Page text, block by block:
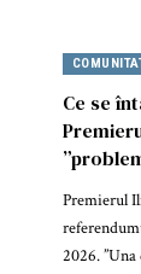
Ce se
Premierul
2026.